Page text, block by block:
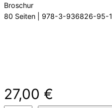
Broschur
80 Seiten | 978-3-936826-95-1
27,00 €